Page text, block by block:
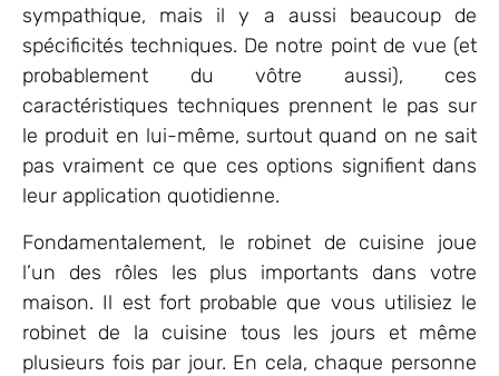
sympathique, mais il y a aussi beaucoup de
spécificités techniques. De notre point de vue (et
probablement du vôtre aussi), ces
caractéristiques techniques prennent le pas sur
le produit en lui-même, surtout quand on ne sait
pas vraiment ce que ces options signifient dans
leur application quotidienne.
Fondamentalement, le robinet de cuisine joue
l’un des rôles les plus importants dans votre
maison. Il est fort probable que vous utilisiez le
robinet de la cuisine tous les jours et même
plusieurs fois par jour. En cela, chaque personne